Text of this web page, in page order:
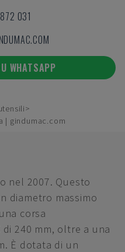
031
WHATSAPP
| gindumac.com
nel 2007. Questo
diametro massimo
corsa
240 mm, oltre a una
È dotata di un